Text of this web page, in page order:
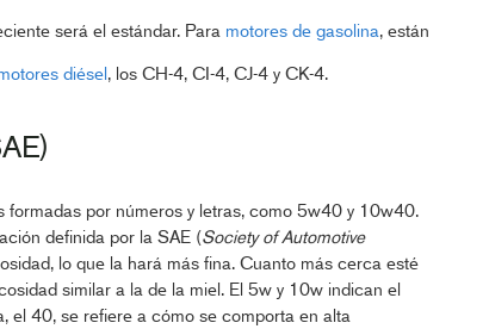
será el estándar. Para motores de gasolina, están
diésel, los CH-4, CI-4, CJ-4 y CK-4.
formadas por números y letras, como 5w40 y 10w40.
definida por la SAE (Society of Automotive
lo que la hará más fina. Cuanto más cerca esté
similar a la de la miel. El 5w y 10w indican el
el 40, se refiere a cómo se comporta en alta